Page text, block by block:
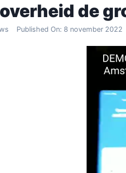
de
Published On: 8 november 2022